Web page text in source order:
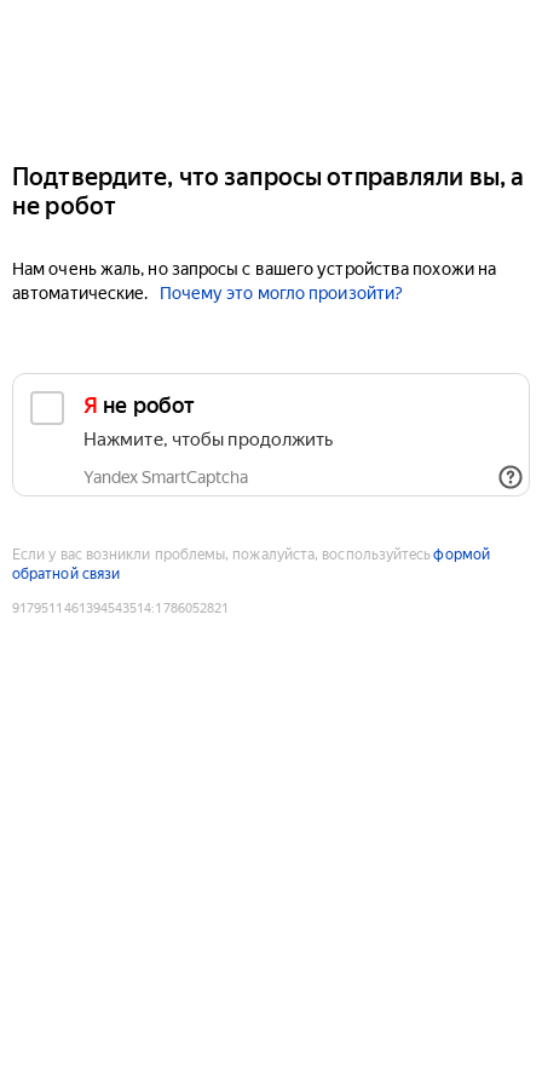
Подтвердите, что запросы отправляли вы, а
не робот
Нам очень жаль, но запросы с вашего устройства похожи на
автоматические.
Почему это могло произойти?
Я не робот
Нажмите, чтобы продолжить
Yandex SmartCaptcha
Если у вас возникли проблемы, пожалуйста, воспользуйтесьформой
обратной связи
9179511461394543514:1786052821